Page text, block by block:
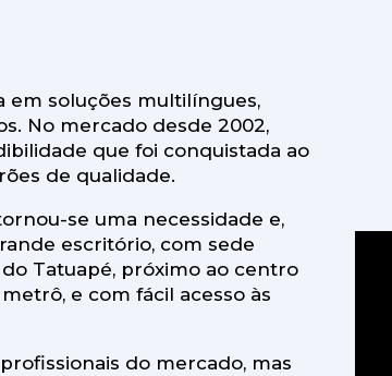
em soluções multilíngues,
No mercado desde 2002,
que foi conquistada ao
de qualidade.
se uma necessidade e,
escritório, com sede
Tatuapé, próximo ao centro
e com fácil acesso às
do mercado, mas